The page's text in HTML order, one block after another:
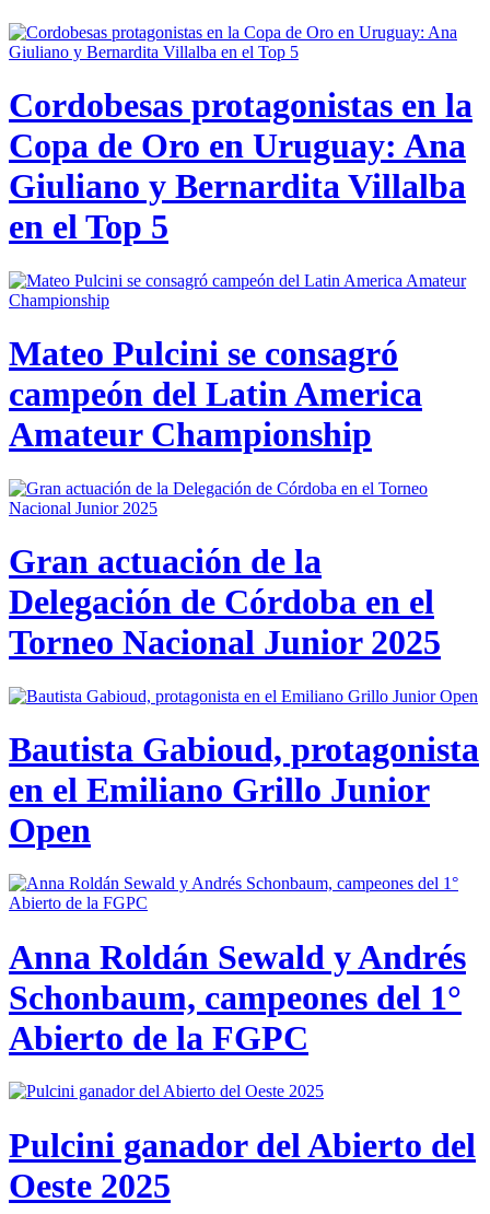
Cordobesas protagonistas en la
Copa de Oro en Uruguay: Ana
Giuliano y Bernardita Villalba
en el Top 5
Mateo Pulcini se consagró
campeón del Latin America
Amateur Championship
Gran actuación de la
Delegación de Córdoba en el
Torneo Nacional Junior 2025
Bautista Gabioud, protagonista
en el Emiliano Grillo Junior
Open
Anna Roldán Sewald y Andrés
Schonbaum, campeones del 1°
Abierto de la FGPC
Pulcini ganador del Abierto del
Oeste 2025